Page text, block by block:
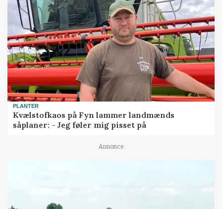
PLANTER
Kvælstofkaos på Fyn lammer landmænds
såplaner: - Jeg føler mig pisset på
Annonce